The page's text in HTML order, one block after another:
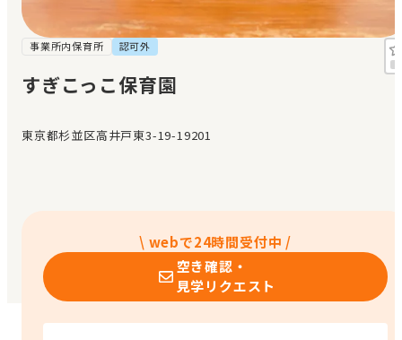
メッセージ
おすすめの園
エンクルの特徴と活用方法
事業所内保育所 認可外
すぎこっこ保育園
東京都杉並区高井戸東3-19-19201
\ webで24時間受付中 /
空き確認・
見学リクエスト